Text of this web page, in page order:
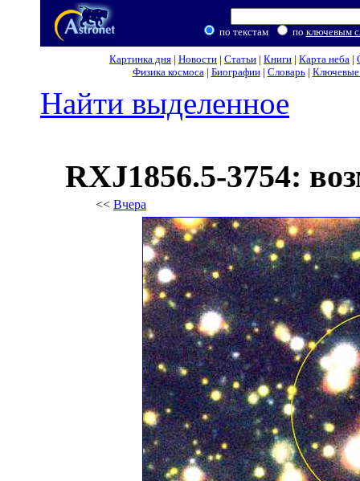
по текстам по ключевым
Картинка дня | Новости | Статьи | Книги | Карта неба |
Физика космоса| Биографии| Словарь| Ключевые
Найти выделенное
RXJ1856.5-3754:
<< Вчера